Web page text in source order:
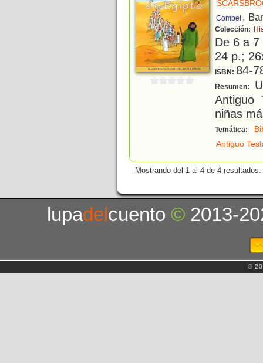
Combel ,
Colección:
De 6 a
24 p.;
ISBN: 84-
Resumen:
Antiguo
niñas
Temática:
Antiguo
Mostrando del 1 al 4 de 4 resultados.
lupadelcuento© 2013-
©